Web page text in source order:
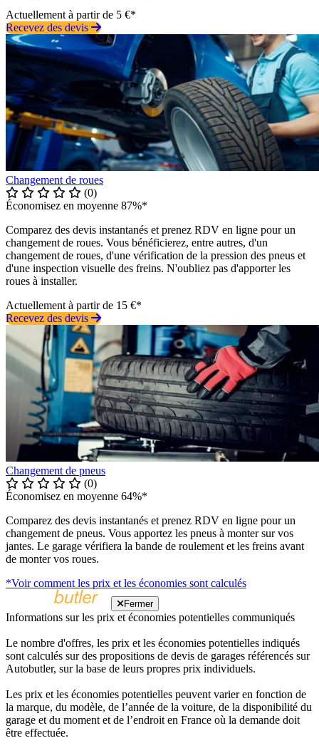
Actuellement à partir de 5 €*
Recevez des devis
Changement de roues
(0)
Économisez en moyenne 87%*
Comparez des devis instantanés et prenez RDV en ligne pour un
changement de roues. Vous bénéficierez, entre autres, d'un
changement de roues, d'une vérification de la pression des pneus et
d'une inspection visuelle des freins. N'oubliez pas d'apporter les
roues à installer.
Actuellement à partir de 15 €*
Recevez des devis
Changement de pneus
(0)
Économisez en moyenne 64%*
Comparez des devis instantanés et prenez RDV en ligne pour un
changement de pneus. Vous apportez les pneus à monter sur vos
jantes. Le garage vérifiera la bande de roulement et les freins avant
de monter vos roues.
*Voir comment les prix et les économies sont calculés
Fermer
Informations sur les prix et économies potentielles communiqués
Le nombre d'offres, les prix et les économies potentielles indiqués
sont calculés sur des propositions de devis de garages référencés sur
Autobutler, sur la base de leurs propres prix individuels.
Les prix et les économies potentielles peuvent varier en fonction de
la marque, du modèle, de l’année de la voiture, de la disponibilité du
garage et du moment et de l’endroit en France où la demande doit
être effectuée.